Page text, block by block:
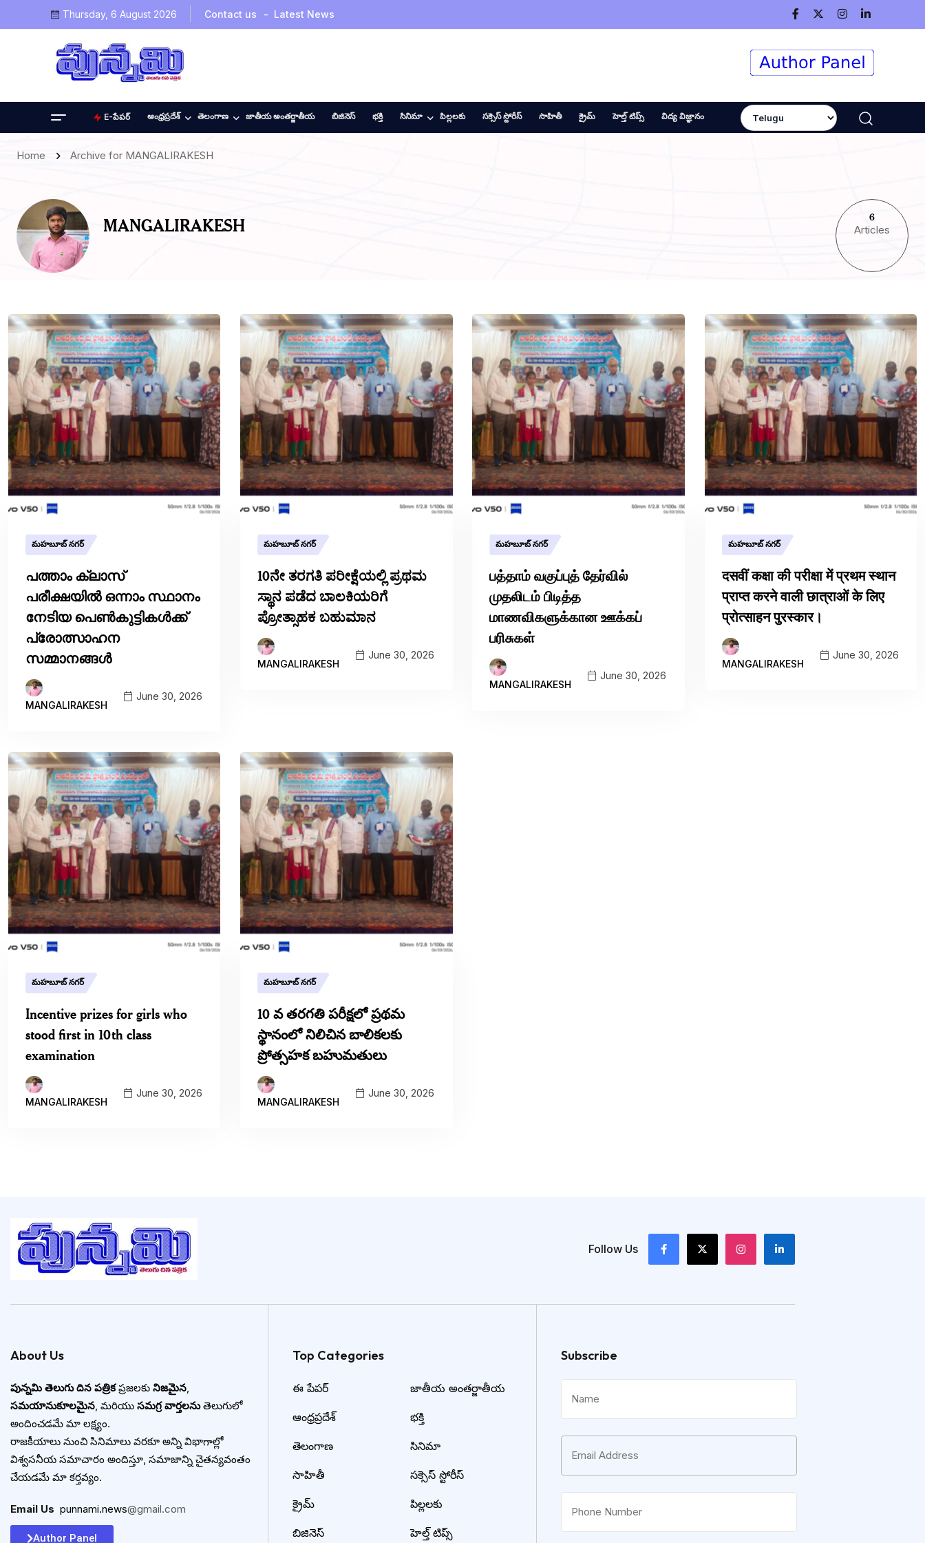
Thursday, 6 August 2026 Contact us Latest News
E-పేపర్ ఆంధ్రప్రదేశ్ తెలంగాణ జాతీయ అంతర్జాతీయ బిజినెస్ భక్తి సినిమా పిల్లలకు సక్సెస్ స్టోరీస్ సాహితీ క్రైమ్ హెల్త్ టిప్స్ విద్య విజ్ఞానం
Home Archive for MANGALIRAKESH
MANGALIRAKESH
6
Articles
మహబూబ్ నగర్
പത്താം ക്ലാസ്
പരീക്ഷയിൽ ഒന്നാം സ്ഥാനം
നേടിയ പെൺകുട്ടികൾക്ക്
പ്രോത്സാഹന
സമ്മാനങ്ങൾ
MANGALIRAKESH
June 30, 2026
మహబూబ్ నగర్
10ನೇ ತರಗತಿ ಪರೀಕ್ಷೆಯಲ್ಲಿ ಪ್ರಥಮ
ಸ್ಥಾನ ಪಡೆದ ಬಾಲಕಿಯರಿಗೆ
ಪ್ರೋತ್ಸಾಹಕ ಬಹುಮಾನ
MANGALIRAKESH
June 30, 2026
మహబూబ్ నగర్
பத்தாம் வகுப்புத் தேர்வில்
முதலிடம் பிடித்த
மாணவிகளுக்கான ஊக்கப்
பரிசுகள்
MANGALIRAKESH
June 30, 2026
మహబూబ్ నగర్
दसवीं कक्षा की परीक्षा में प्रथम स्थान
प्राप्त करने वाली छात्राओं के लिए
प्रोत्साहन पुरस्कार।
MANGALIRAKESH
June 30, 2026
మహబూబ్ నగర్
Incentive prizes for girls who
stood first in 10th class
examination
MANGALIRAKESH
June 30, 2026
మహబూబ్ నగర్
10 వ తరగతి పరీక్షలో ప్రథమ
స్థానంలో నిలిచిన బాలికలకు
ప్రోత్సహక బహుమతులు
MANGALIRAKESH
June 30, 2026
Follow Us
About Us
పున్నమి తెలుగు దిన పత్రికప్రజలకు నిజమైన,
సమయానుకూలమైన, మరియు సమగ్ర వార్తలనుతెలుగులో
అందించడమే మా లక్ష్యం.
రాజకీయాలు నుంచి సినిమాలు వరకూ అన్ని విభాగాల్లో
విశ్వసనీయ సమాచారం అందిస్తూ, సమాజాన్ని చైతన్యవంతం
చేయడమే మా కర్తవ్యం.
Email Us punnami.news@gmail.com
Author Panel
Top Categories​
ఈ పేపర్
ఆంధ్రప్రదేశ్
తెలంగాణ
సాహితీ
క్రైమ్
బిజినెస్
జాతీయ అంతర్జాతీయ
భక్తి
సినిమా
సక్సెస్ స్టోరీస్
పిల్లలకు
హెల్త్ టిప్స్
Subscribe